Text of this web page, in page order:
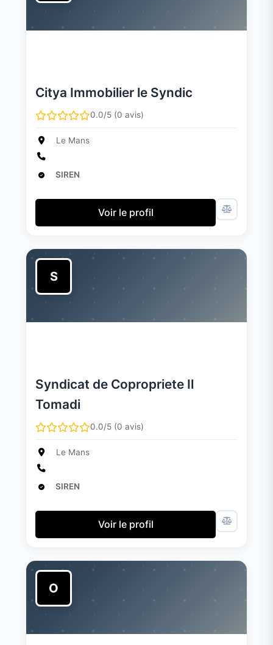
Citya Immobilier le Syndic
0.0/5 (0 avis)
Le Mans
SIREN
Voir le profil
S
Syndicat de Copropriete Il
Tomadi
0.0/5 (0 avis)
Le Mans
SIREN
Voir le profil
O